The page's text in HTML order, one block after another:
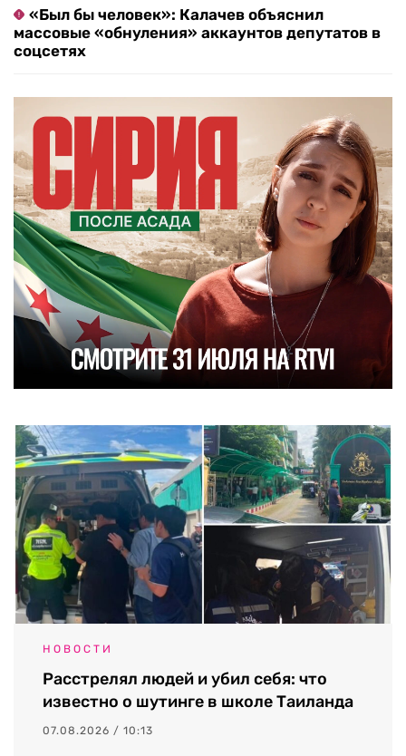
«Был бы человек»: Калачев объяснил
массовые «обнуления» аккаунтов депутатов в
соцсетях
НОВОСТИ
Расстрелял людей и убил себя: что
известно о шутинге в школе Таиланда
07.08.2026 / 10:13